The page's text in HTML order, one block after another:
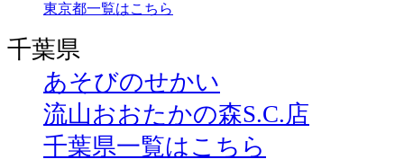
東京都一覧はこちら
千葉県
あそびのせかい
流山おおたかの森S.C.店
千葉県一覧はこちら